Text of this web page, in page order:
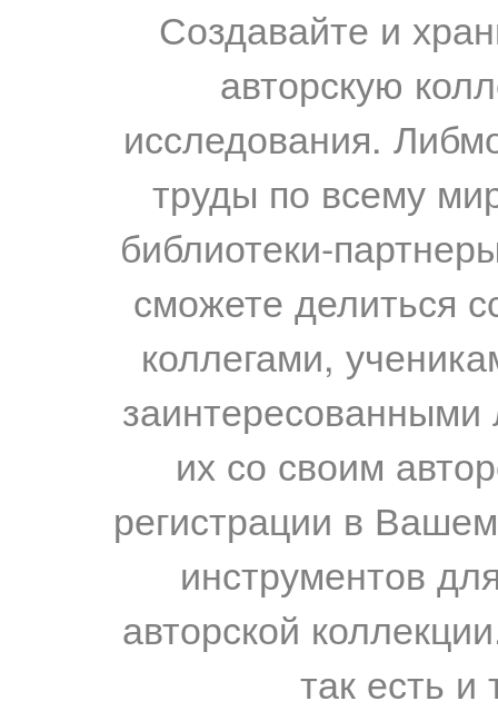
Создавайте и
авторскую
исследования.
труды по всему
библиотеки-
сможете делиться
коллегами,
их со своим
регистрации в
инструментов
авторской
так есть и